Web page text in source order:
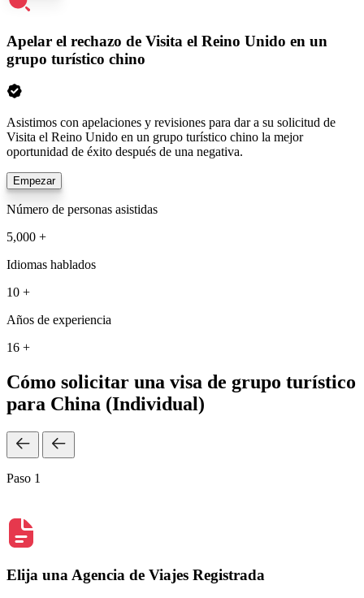
Apelar el rechazo de Visita el Reino Unido en un
grupo turístico chino
Asistimos con apelaciones y revisiones para dar a su solicitud de
Visita el Reino Unido en un grupo turístico chino la mejor
oportunidad de éxito después de una negativa.
Empezar
Número de personas asistidas
5,000 +
Idiomas hablados
10 +
Años de experiencia
16 +
Cómo solicitar una visa de grupo turístico
para China (Individual)
Paso 1
Elija una Agencia de Viajes Registrada